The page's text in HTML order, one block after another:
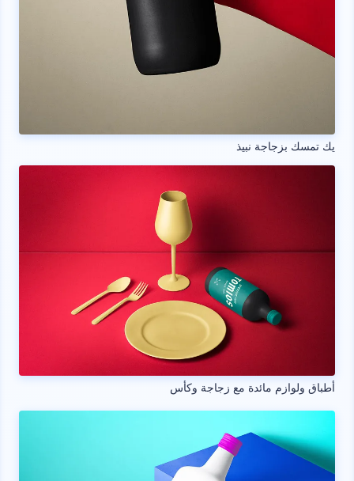
يك تمسك بزجاجة نبيذ
أطباق ولوازم مائدة مع زجاجة وكأس